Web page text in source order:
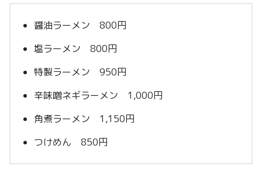
醤油ラーメン 800円
塩ラーメン 800円
特製ラーメン 950円
辛味噌ネギラーメン 1,000円
角煮ラーメン 1,150円
つけめん 850円